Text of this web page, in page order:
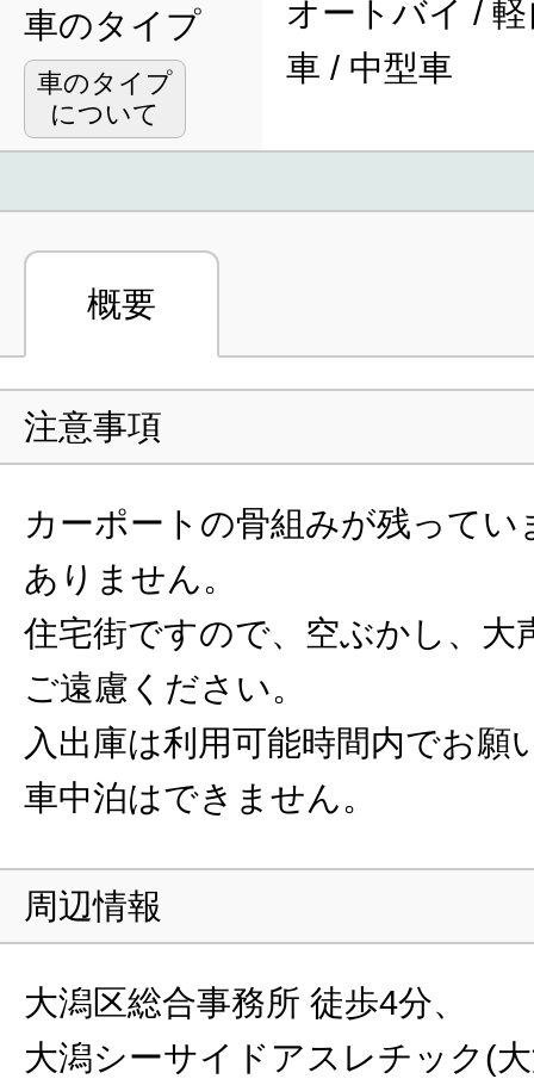
車のタイプ
車のタイプ
について
オートバイ /
車 / 中型車
概要
注意事項
カーポートの骨組みが残ってい
ありません。
住宅街ですので、空ぶかし、大
ご遠慮ください。
入出庫は利用可能時間内でお願
車中泊はできません。
周辺情報
大潟区総合事務所 徒歩4分、
大潟シーサイドアスレチック(